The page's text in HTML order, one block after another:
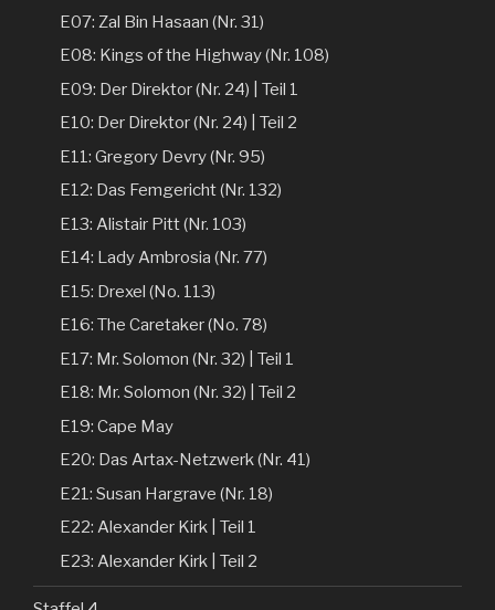
E07: Zal Bin Hasaan (Nr. 31)
E08: Kings of the Highway (Nr. 108)
E09: Der Direktor (Nr. 24) | Teil 1
E10: Der Direktor (Nr. 24) | Teil 2
E11: Gregory Devry (Nr. 95)
E12: Das Femgericht (Nr. 132)
E13: Alistair Pitt (Nr. 103)
E14: Lady Ambrosia (Nr. 77)
E15: Drexel (No. 113)
E16: The Caretaker (No. 78)
E17: Mr. Solomon (Nr. 32) | Teil 1
E18: Mr. Solomon (Nr. 32) | Teil 2
E19: Cape May
E20: Das Artax-Netzwerk (Nr. 41)
E21: Susan Hargrave (Nr. 18)
E22: Alexander Kirk | Teil 1
E23: Alexander Kirk | Teil 2